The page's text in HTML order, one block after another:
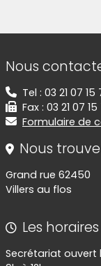
Nous
Tel : 03 21 07 15
Fax : 03 21 07 15
Formulaire de
Nous
Grand rue 62450
Villers au flos
Les horaires
Secrétariat ouvert